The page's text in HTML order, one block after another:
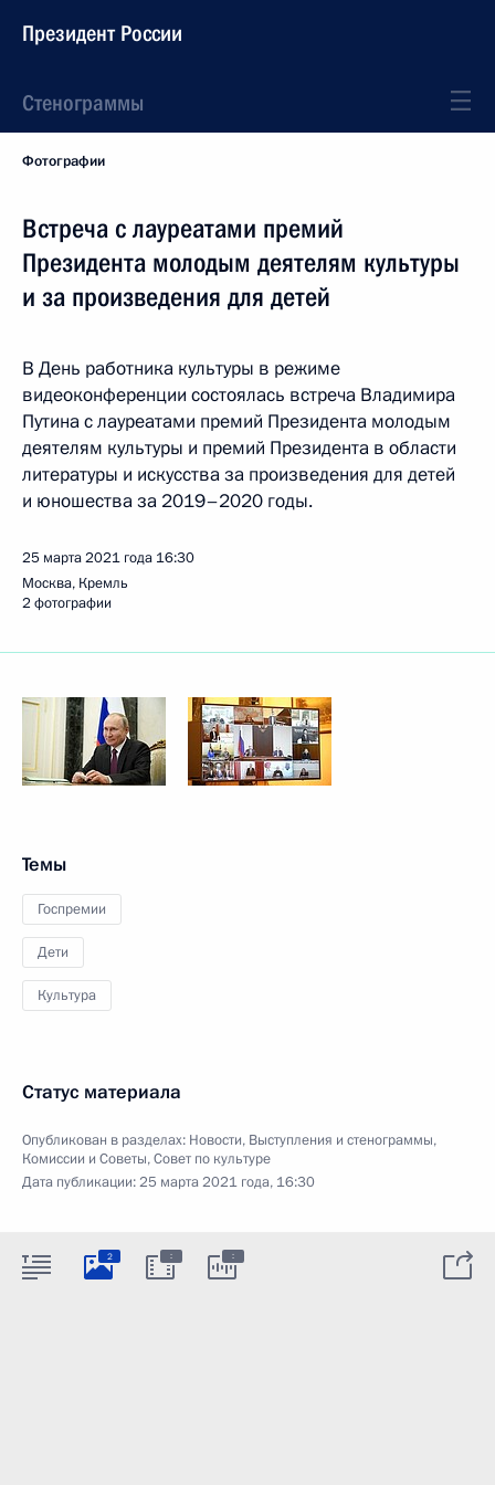
Президент России
Стенограммы
Фотографии
Встреча с лауреатами премий
Президента молодым деятелям культуры
и за произведения для детей
В День работника культуры в режиме
видеоконференции состоялась встреча Владимира
Путина с лауреатами премий Президента молодым
деятелям культуры и премий Президента в области
литературы и искусства за произведения для детей
и юношества за 2019–2020 годы.
25 марта 2021 года 16:30
Москва, Кремль
2 фотографии
Темы
Госпремии
Дети
Культура
Статус материала
Опубликован в разделах: Новости, Выступления и стенограммы,
Комиссии и Советы,Совет по культуре
Дата публикации:25 марта 2021 года, 16:30
2 : :